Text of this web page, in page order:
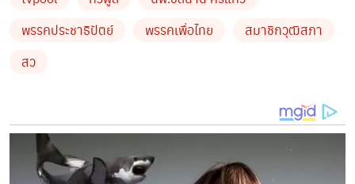
ข่าวที่น่าสนใจ
พรรคประชาธิปัตย์
พรรคเพื่อไทย
สมาชิกวุฒิสภา
สว